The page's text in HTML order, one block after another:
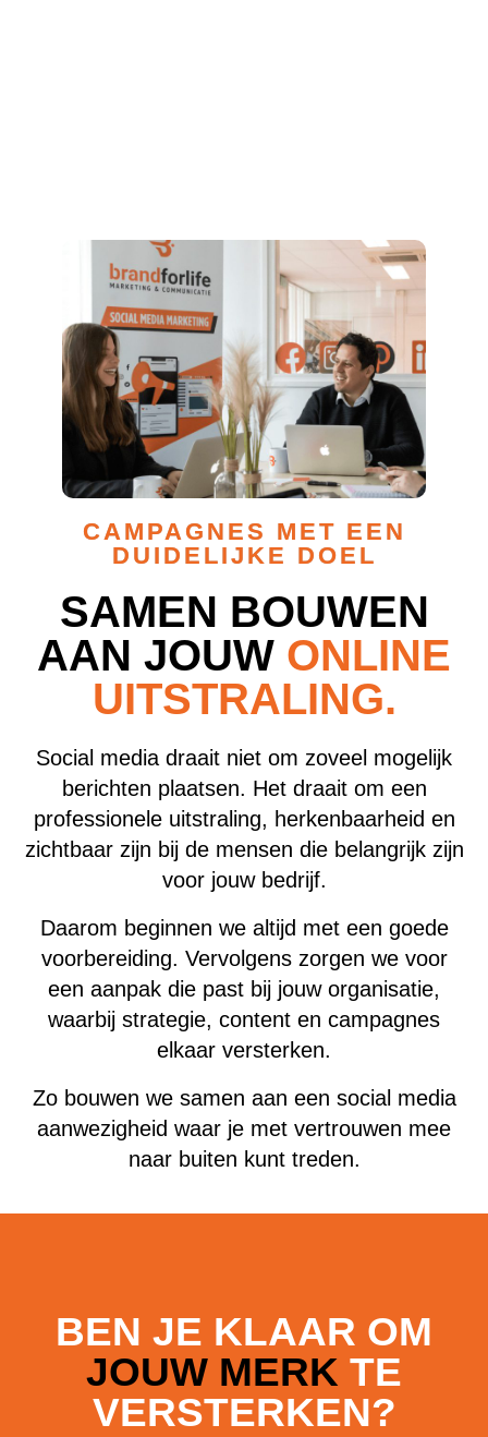
CAMPAGNES MET EEN
DUIDELIJKE DOEL
SAMEN BOUWEN
AAN JOUW ONLINE
UITSTRALING.
Social media draait niet om zoveel mogelijk
berichten plaatsen. Het draait om een
professionele uitstraling, herkenbaarheid en
zichtbaar zijn bij de mensen die belangrijk zijn
voor jouw bedrijf.
Daarom beginnen we altijd met een goede
voorbereiding. Vervolgens zorgen we voor
een aanpak die past bij jouw organisatie,
waarbij strategie, content en campagnes
elkaar versterken.
Zo bouwen we samen aan een social media
aanwezigheid waar je met vertrouwen mee
naar buiten kunt treden.
BEN JE KLAAR OM
JOUW MERK TE
VERSTERKEN?